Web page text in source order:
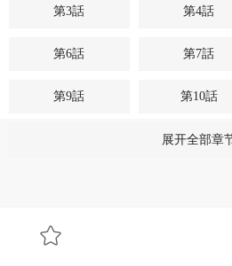
第3話 第4話
第6話 第7話
第9話 第10話
第13話
第18話
展开全部章